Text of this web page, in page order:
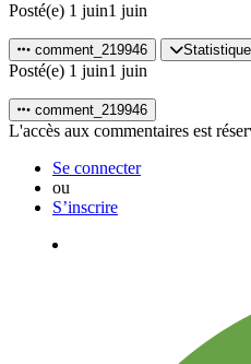
Posté(e) 1 juin1 juin
comment_219946
Posté(e) 1 juin1 juin
comment_219946
L'accès aux commentaires est
Se connecter
ou
S’inscrire